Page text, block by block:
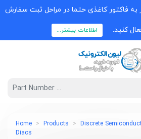
فاکتور کاغذی حتما در مراحل ثبت سفارش
کنید. اطلاعات بیشتر...
Home Products Discrete
Diacs